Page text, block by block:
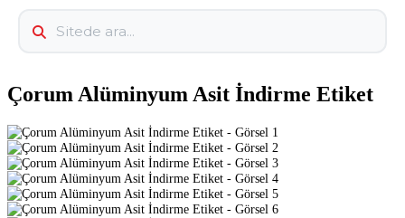
Çorum Alüminyum Asit İndirme Etiket